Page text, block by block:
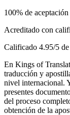
100% de
Acreditado con
Calificado 4.95/5 de
En Kings of
traducción y
nivel internacional.
presentes
del proceso
obtención de la